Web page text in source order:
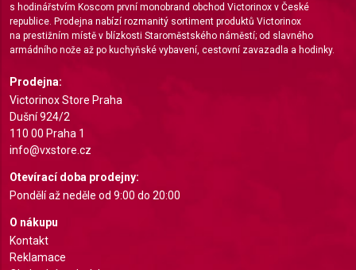
s hodinářstvím Koscom první monobrand obchod Victorinox v České
republice. Prodejna nabízí rozmanitý sortiment produktů Victorinox
na prestižním místě v blízkosti Staroměstského náměstí; od slavného
armádního nože až po kuchyňské vybavení, cestovní zavazadla a hodinky.
Prodejna:
Victorinox Store Praha
Dušní 924/2
110 00 Praha 1
info@vxstore.cz
Otevírací doba prodejny:
Pondělí až neděle od 9:00 do 20:00
O nákupu
Kontakt
Reklamace
Use profiles to select personalised
advertising
Create profiles to personalise content
Use profiles to select personalised content
Measure advertising performance
Measure content performance
Understand audiences through statistics or
combinations of data from different sources
Develop and improve services
Use limited data to select content